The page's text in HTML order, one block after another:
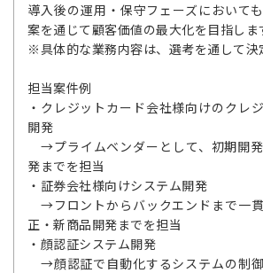
導入後の運用・保守フェーズにおいて
案を通じて顧客価値の最大化を目指しま
※具体的な業務内容は、選考を通して決
担当案件例
・クレジットカード会社様向けのクレ
開発
→プライムベンダーとして、初期開
発までを担当
・証券会社様向けシステム開発
→フロントからバックエンドまで一
正・新商品開発までを担当
・顔認証システム開発
→顔認証で自動化するシステムの制